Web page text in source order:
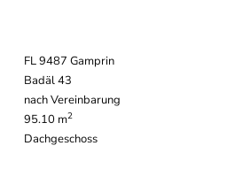
FL 9487 Gamprin
Badäl 43
nach Vereinbarung
95.10 m2
Dachgeschoss